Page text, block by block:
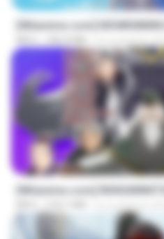
[Witanime.com]
186.8 MB il y a environ
[Witanime.com]
il y a environ 23